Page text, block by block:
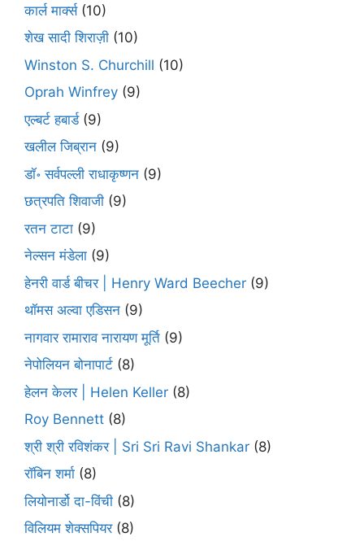
कार्ल मार्क्स(10)
शेख सादी शिराज़ी (10)
Winston S. Churchill (10)
Oprah Winfrey (9)
एल्बर्ट हबार्ड(9)
खलील जिब्रान (9)
डॉ॰ सर्वपल्ली राधाकृष्णन (9)
छत्रपति शिवाजी (9)
रतन टाटा (9)
नेल्सन मंडेला (9)
हेनरी वार्ड बीचर | Henry Ward Beecher (9)
थॉमस अल्वा एडिसन (9)
नागवार रामाराव नारायण मूर्ति (9)
नेपोलियन बोनापार्ट (8)
हेलन केलर | Helen Keller (8)
Roy Bennett (8)
श्री श्री रविशंकर | Sri Sri Ravi Shankar (8)
रॉबिन शर्मा (8)
लियोनार्डो दा-विंची (8)
विलियम शेक्सपियर(8)